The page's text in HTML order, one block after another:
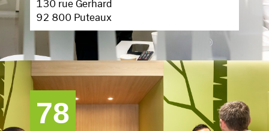
130 rue Gerhard
92 800 Puteaux
78